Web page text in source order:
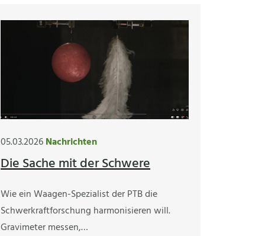
05.03.2026Nachrichten
Die Sache mit der Schwere
Wie ein Waagen-Spezialist der PTB die
Schwerkraftforschung harmonisieren will.
Gravimeter messen,…